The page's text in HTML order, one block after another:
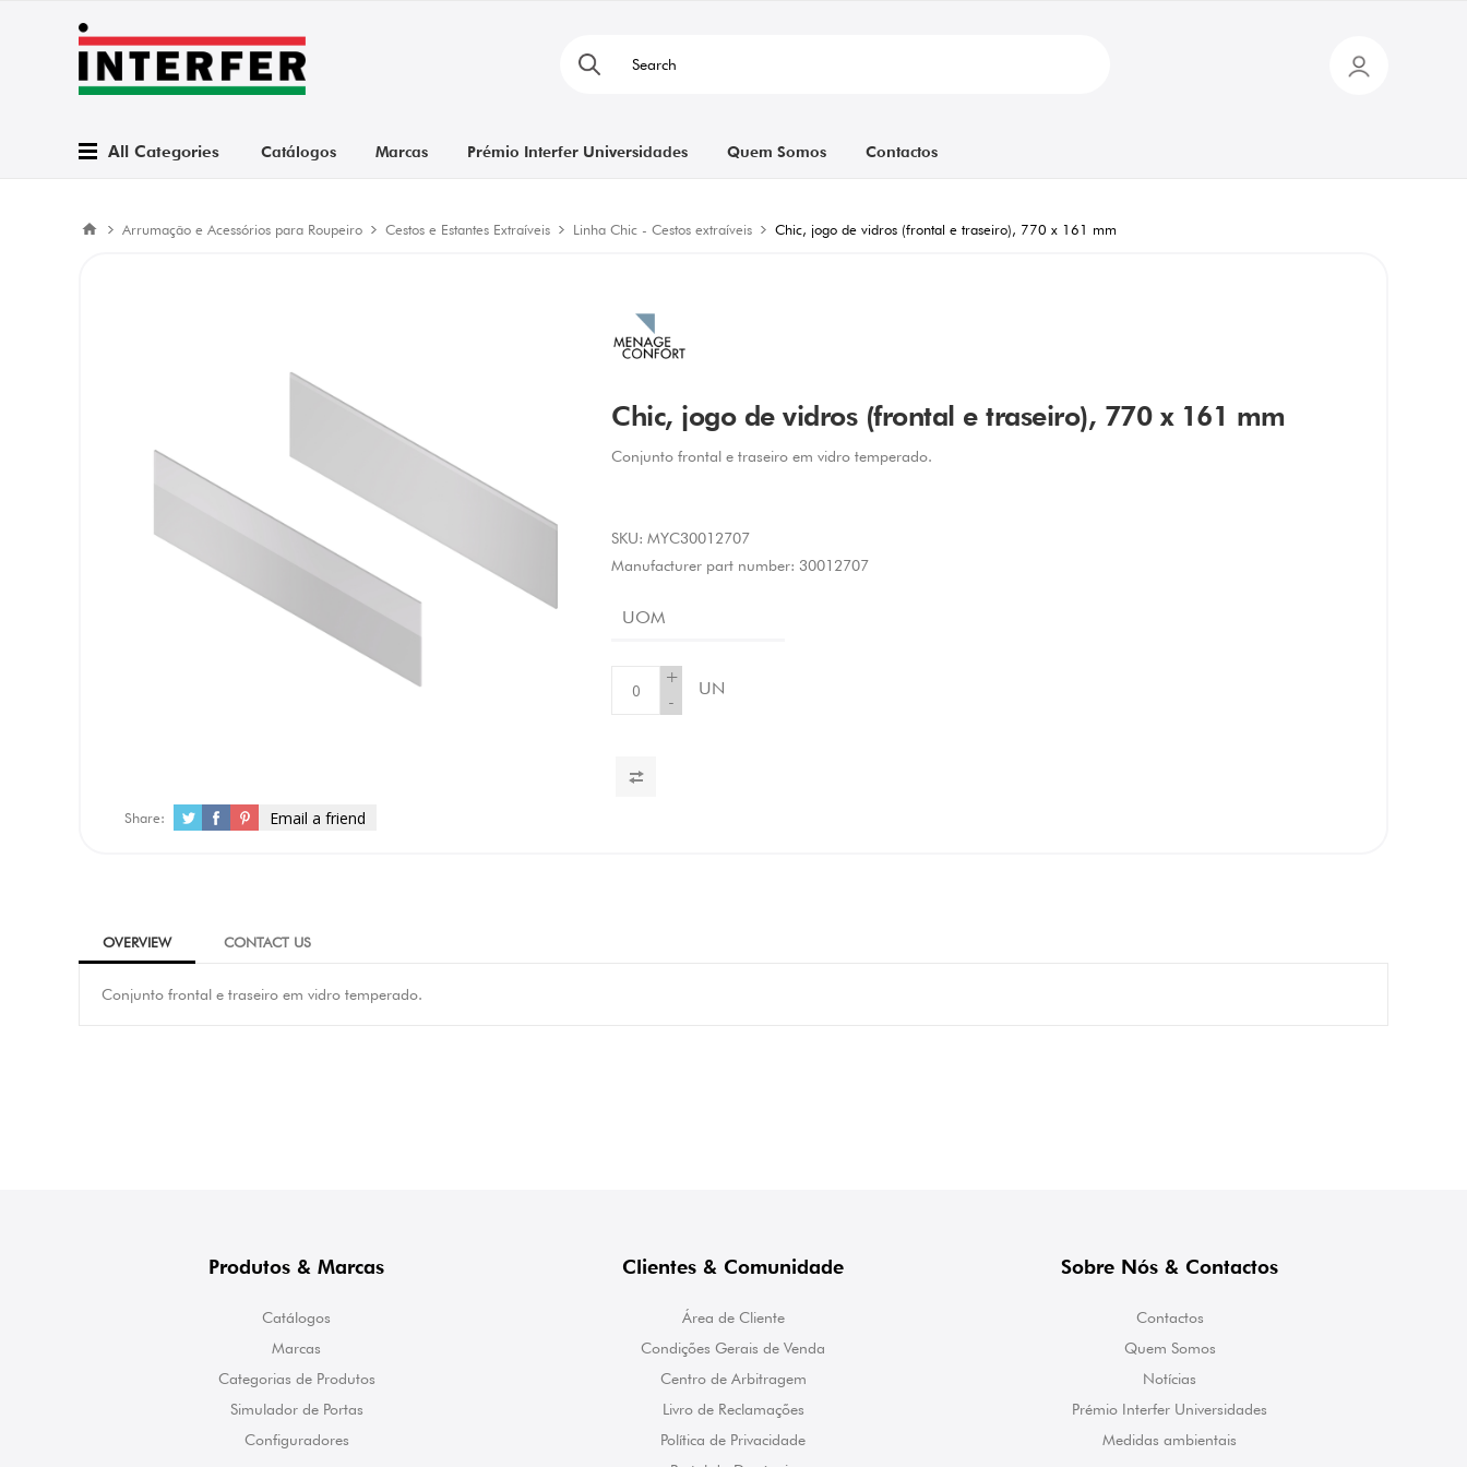
All Categories Catálogos Marcas Prémio Interfer Universidades Quem Somos Contactos
Arrumação e Acessórios para Roupeiro Cestos e Estantes Extraíveis Linha Chic - Cestos extraíveis Chic, jogo de vidros (frontal e traseiro), 770 x 161 mm
Chic, jogo de vidros (frontal e traseiro), 770 x 161 mm
Conjunto frontal e traseiro em vidro temperado.
SKU: MYC30012707
Manufacturer part number: 30012707
UOM
+
-
UN
Share: Email a friend
OVERVIEW CONTACT US
Conjunto frontal e traseiro em vidro temperado.
Produtos & Marcas
Catálogos
Marcas
Categorias de Produtos
Simulador de Portas
Configuradores
Clientes & Comunidade
Área de Cliente
Condições Gerais de Venda
Centro de Arbitragem
Livro de Reclamações
Política de Privacidade
Sobre Nós & Contactos
Contactos
Quem Somos
Notícias
Prémio Interfer Universidades
Medidas ambientais